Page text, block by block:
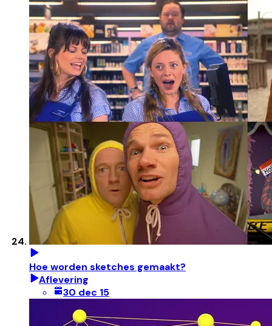
Hoe worden sketches gemaakt?
Aflevering
30 dec 15